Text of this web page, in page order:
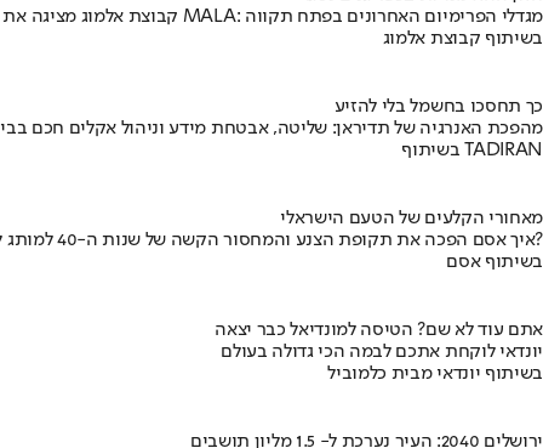
קבוצת אלמוג מציגה את פרויקט MALA: מגדלי הפרימיום האחרונים בפתח תקווה
בשיתוף קבוצת אלמוג
כך תחסכו בחשמל בלי להזיע
מהפכת האנרגיה של תדיראן: שליטה, אבטחת מידע וניהול אקלים חכם
בשיתוף TADIRAN
מאחורי הקלעים של הטעם הישראלי
איך אסם הפכה את תקופת הצנע והמחסור הקשה של שנות ה-40 למותג לאומי?
בשיתוף אסם
אתם עוד לא שם? הטיסה למונדיאל כבר יצאה
יונדאי לוקחת אתכם לבמה הכי גדולה בעולם
בשיתוף יונדאי מבית כלמוביל
ירושלים 2040: העיר נערכת ל- 1.5 מליון תושבים